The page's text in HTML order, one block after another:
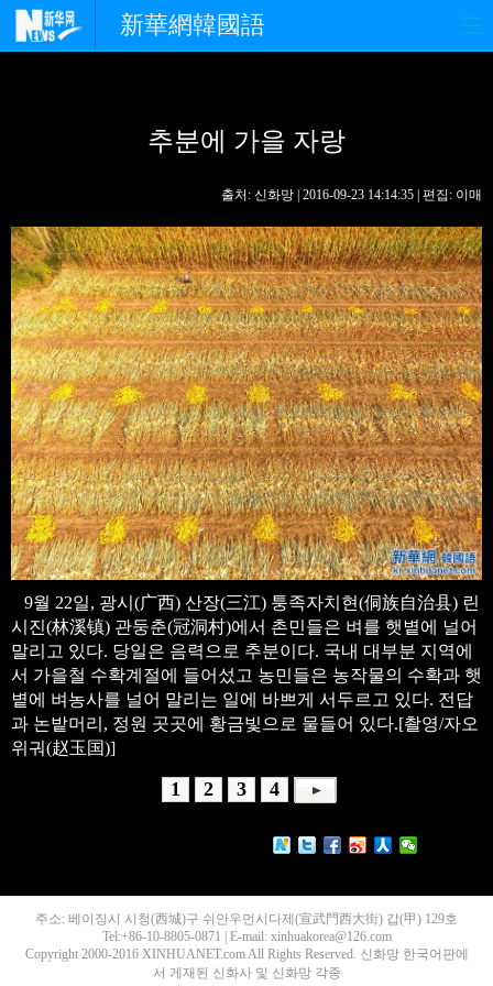
新華網韓國語
사회
핫 TV 문화
연예 관광 오피니언
생생 중국어
추분에 가을 자랑
출처: 신화망 | 2016-09-23 14:14:35 | 편집: 이매
9월 22일, 광시(广西) 산장(三江) 퉁족자치현(侗族自治县) 린
시진(林溪镇) 관둥춘(冠洞村)에서 촌민들은 벼를 햇볕에 널어
말리고 있다. 당일은 음력으로 추분이다. 국내 대부분 지역에
서 가을철 수확계절에 들어섰고 농민들은 농작물의 수확과 햇
볕에 벼농사를 널어 말리는 일에 바쁘게 서두르고 있다. 전답
과 논밭머리, 정원 곳곳에 황금빛으로 물들어 있다.[촬영/자오
위궈(赵玉国)]
1 2 3 4
주소: 베이징시 시청(西城)구 쉬안우먼시다제(宣武門西大街) 갑(甲) 129호
Tel:+86-10-8805-0871 | E-mail: xinhuakorea@126.com
Copyright 2000-2016 XINHUANET.com All Rights Reserved. 신화망 한국어판에
서 게재된 신화사 및 신화망 각종